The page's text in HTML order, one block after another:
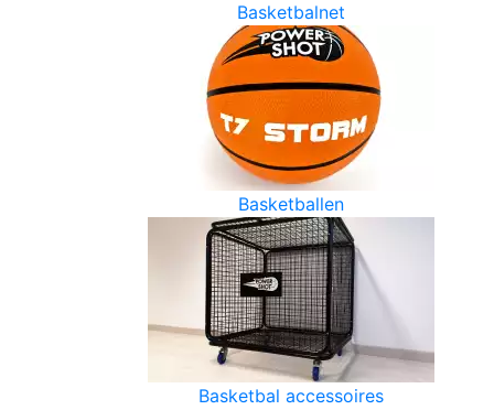
Basketbalnet
Basketballen
Basketbal accessoires